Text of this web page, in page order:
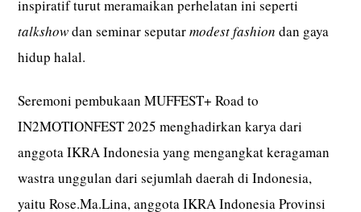
inspiratif turut meramaikan perhelatan ini seperti
talkshowdan seminarseputarmodest fashion dan gaya
hidup halal.
Seremoni pembukaan MUFFEST+ Road to
IN2MOTIONFEST 2025 menghadirkan karya dari
anggota IKRA Indonesia yang mengangkat keragaman
wastra unggulan dari sejumlah daerah di Indonesia,
yaitu Rose.Ma.Lina, anggota IKRA Indonesia Provinsi